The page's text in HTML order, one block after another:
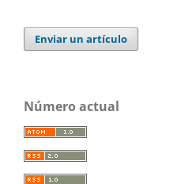
Enviar un artículo
Número actual